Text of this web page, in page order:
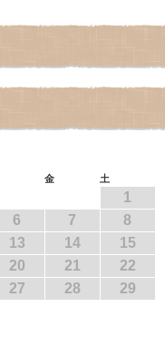
金 土
1
6 7
8
13 14
15
20 21
22
27 28
29